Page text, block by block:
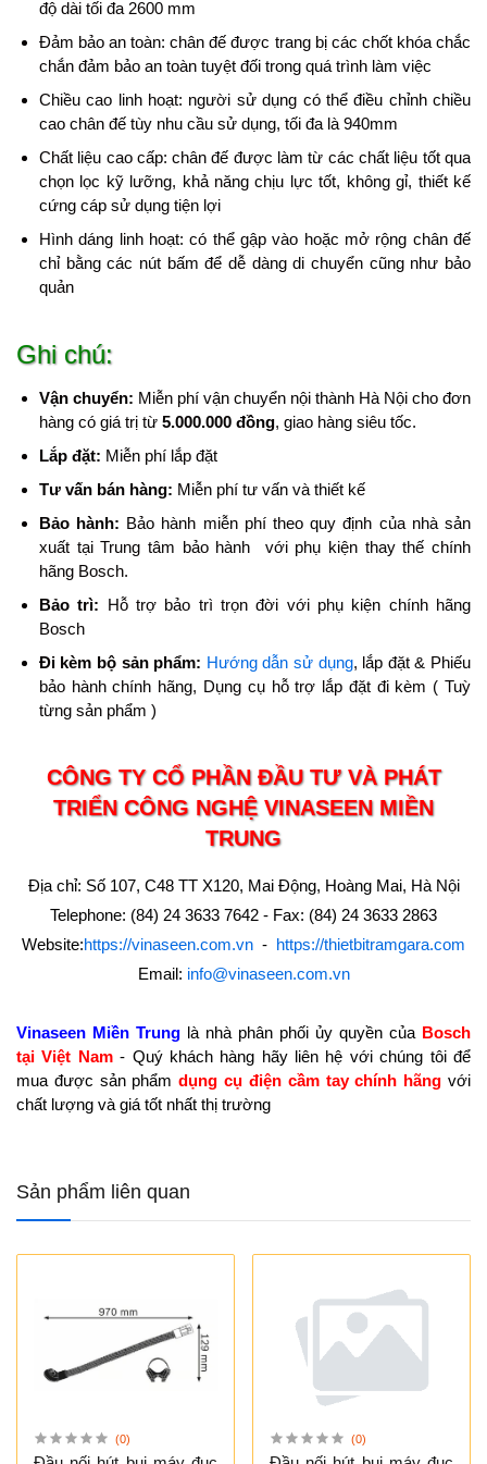
độ dài tối đa 2600 mm
Đảm bảo an toàn: chân đế được trang bị các chốt khóa chắc
chắn đảm bảo an toàn tuyệt đối trong quá trình làm việc
Chiều cao linh hoạt: người sử dụng có thể điều chỉnh chiều
cao chân đế tùy nhu cầu sử dụng, tối đa là 940mm
Chất liệu cao cấp: chân đế được làm từ các chất liệu tốt qua
chọn lọc kỹ lưỡng, khả năng chịu lực tốt, không gỉ, thiết kế
cứng cáp sử dụng tiện lợi
Hình dáng linh hoạt: có thể gập vào hoặc mở rộng chân đế
chỉ bằng các nút bấm để dễ dàng di chuyển cũng như bảo
quản
Ghi chú:
Vận chuyển: Miễn phí vận chuyển nội thành Hà Nội cho đơn
hàng có giá trị từ 5.000.000 đồng, giao hàng siêu tốc.
Lắp đặt: Miễn phí lắp đặt
Tư vấn bán hàng: Miễn phí tư vấn và thiết kế
Bảo hành: Bảo hành miễn phí theo quy định của nhà sản
xuất tại Trung tâm bảo hành với phụ kiện thay thế chính
hãng Bosch.
Bảo trì: Hỗ trợ bảo trì trọn đời với phụ kiện chính hãng
Bosch
Đi kèm bộ sản phẩm: Hướng dẫn sử dụng, lắp đặt & Phiếu
bảo hành chính hãng, Dụng cụ hỗ trợ lắp đặt đi kèm ( Tuỳ
từng sản phẩm )
CÔNG TY CỔ PHẦN ĐẦU TƯ VÀ PHÁT
TRIỂN CÔNG NGHỆ VINASEEN MIỀN
TRUNG
Địa chỉ: Số 107, C48 TT X120, Mai Động, Hoàng Mai, Hà Nội
Telephone: (84) 24 3633 7642 - Fax: (84) 24 3633 2863
Website:https://vinaseen.com.vn - https://thietbitramgara.com
Email: info@vinaseen.com.vn
Vinaseen Miền Trung là nhà phân phối ủy quyền của Bosch
tại Việt Nam- Quý khách hàng hãy liên hệ với chúng tôi để
mua được sản phẩm dụng cụ điện cầm tay chính hãng với
chất lượng và giá tốt nhất thị trường
Sản phẩm liên quan
(0) (0)